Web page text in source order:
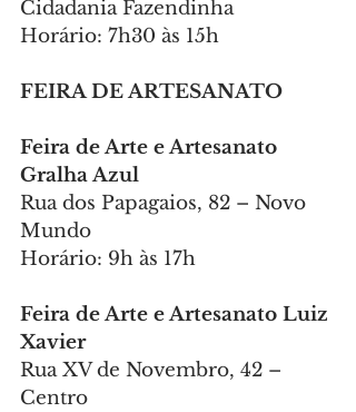
Cidadania Fazendinha
Horário: 7h30 às 15h
FEIRA DE ARTESANATO
Feira de Arte e Artesanato
Gralha Azul
Rua dos Papagaios, 82 – Novo
Mundo
Horário: 9h às 17h
Feira de Arte e Artesanato Luiz
Xavier
Rua XV de Novembro, 42 –
Centro